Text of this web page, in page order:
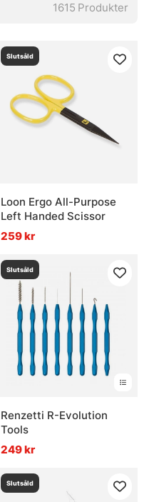
1615 Produkter
Slutsåld
Loon Ergo All-Purpose
Left Handed Scissor
259 kr
Slutsåld
Renzetti R-Evolution
Tools
249 kr
Slutsåld